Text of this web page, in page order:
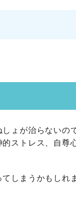
ょが治らないの
ストレス、自尊
しまうかもしれ